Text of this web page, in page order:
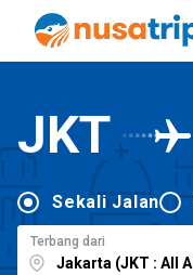
JKT
Sekali Jalan
Terbang dari